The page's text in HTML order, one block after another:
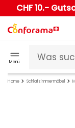
CHF 10.-
Menü
Home Schlafzimmermöbel